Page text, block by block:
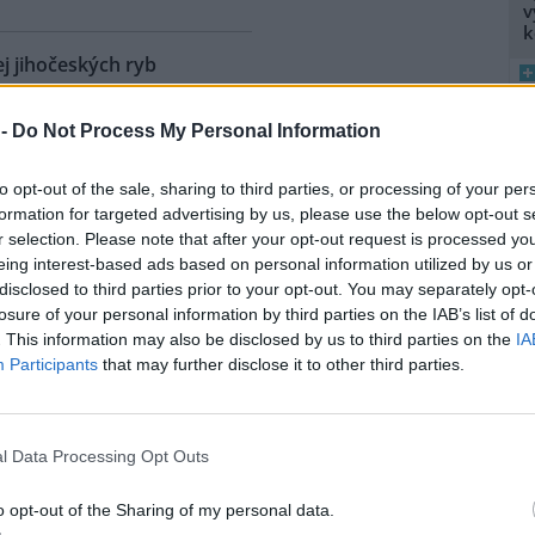
Do Not Process My Personal Information
opt-out of the sale, sharing to third parties, or processing of your
for targeted advertising by us, please use the below opt-out
selection. Please note that after your opt-out request is processed
interest-based ads based on personal information utilized by us
to third parties prior to your opt-out. You may separately
of your personal information by third parties on the IAB’s list of
This information may also be disclosed by us to third parties on the
Participants that may further disclose it to other third parties.
Data Processing Opt Outs
opt-out of the Sharing of my personal data.
jihočeských ryb
týdnech růst exportu
zejména kaprů dávají
šílených krav (BSE). Uvedl
Provázek. Fish Market
- Rybářství Třeboň,
dokončí vláda v
vybere. Podle mluvčího
technické postupy při
pondělní jednání vlády.